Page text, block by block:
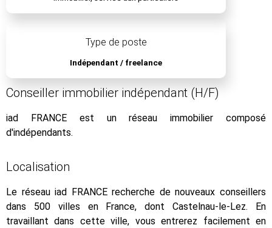
Type de poste
Indépendant / freelance
Conseiller immobilier indépendant (H/F)
iad FRANCE est un réseau immobilier composé
d'indépendants.
Localisation
Le réseau iad FRANCE recherche de nouveaux conseillers
dans 500 villes en France, dont Castelnau-le-Lez. En
travaillant dans cette ville, vous entrerez facilement en